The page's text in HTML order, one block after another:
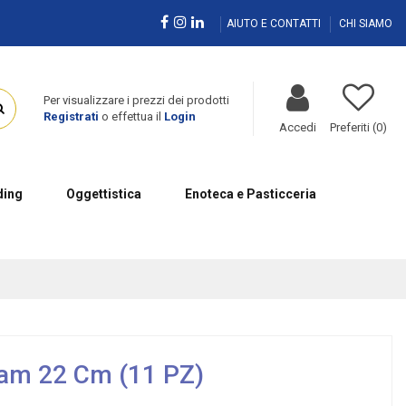
AIUTO E CONTATTI CHI SIAMO
Per visualizzare i prezzi dei prodotti
Registrati o effettua il Login
Accedi Preferiti (0)
Oggettistica Enoteca e Pasticceria
22 Cm (11 PZ)